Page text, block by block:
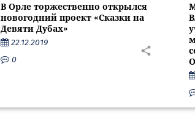
В Орле торжественно открылся
новогодний проект «Сказки на
Девяти Дубах»
22.12.2019
0